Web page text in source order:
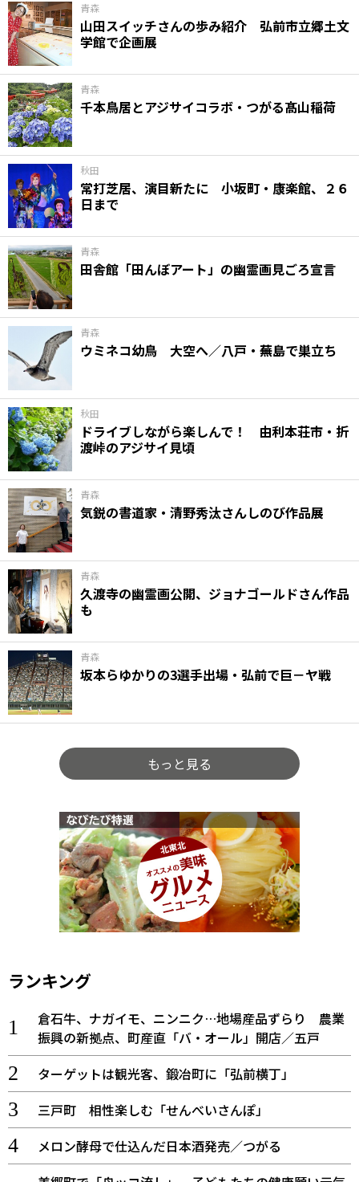
青森
山田スイッチさんの歩み紹介 弘前市立郷土文
学館で企画展
青森
千本鳥居とアジサイコラボ・つがる髙山稲荷
秋田
常打芝居、演目新たに 小坂町・康楽館、２６
日まで
青森
田舎館「田んぼアート」の幽霊画見ごろ宣言
青森
ウミネコ幼鳥 大空へ／八戸・蕪島で巣立ち
秋田
ドライブしながら楽しんで！ 由利本荘市・折
渡峠のアジサイ見頃
青森
気鋭の書道家・清野秀汰さんしのび作品展
青森
久渡寺の幽霊画公開、ジョナゴールドさん作品
も
青森
坂本らゆかりの3選手出場・弘前で巨－ヤ戦
もっと見る
ランキング
倉石牛、ナガイモ、ニンニク…地場産品ずらり 農業
振興の新拠点、町産直「バ・オール」開店／五戸
ターゲットは観光客、鍛冶町に「弘前横丁」
三戸町 相性楽しむ「せんべいさんぽ」
メロン酵母で仕込んだ日本酒発売／つがる